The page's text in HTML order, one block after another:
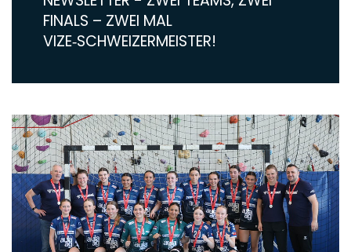
FINALS – ZWEI MAL
VIZE‑SCHWEIZERMEISTER!